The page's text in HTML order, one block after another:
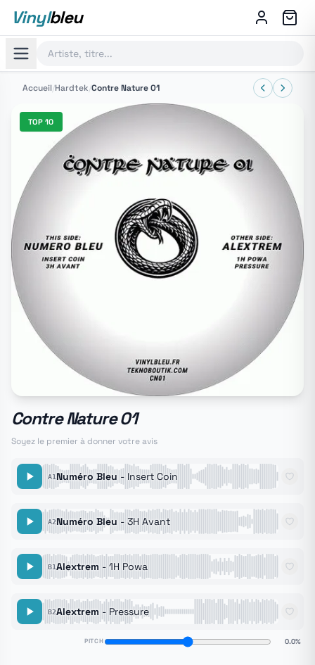
Vinylbleu
Accueil/Hardtek/Contre Nature 01
TOP 10
Contre Nature 01
Soyez le premier à donner votre avis
A1 Numéro Bleu - Insert Coin
A2Numéro Bleu - 3H Avant
B1Alextrem - 1H Powa
B2Alextrem - Pressure
PITCH 0.0%